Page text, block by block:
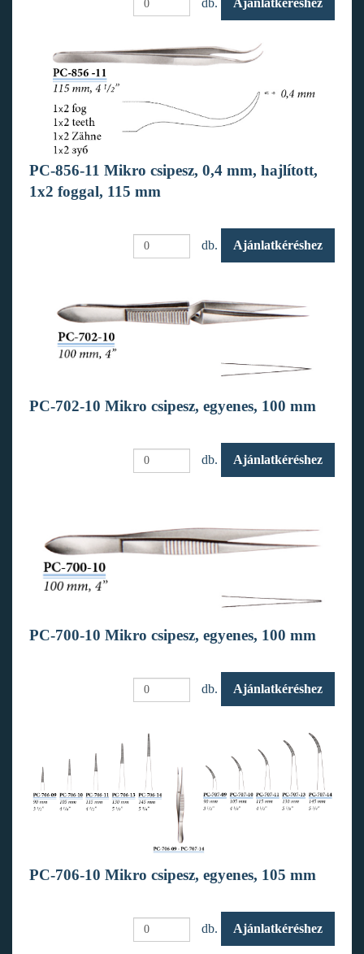
db. Ajánlatkéréshez
PC-856-11 Mikro csipesz, 0,4 mm, hajlított,
1x2 foggal, 115 mm
db. Ajánlatkéréshez
PC-702-10 Mikro csipesz, egyenes, 100 mm
db. Ajánlatkéréshez
PC-700-10 Mikro csipesz, egyenes, 100 mm
db. Ajánlatkéréshez
PC-706-10 Mikro csipesz, egyenes, 105 mm
db. Ajánlatkéréshez